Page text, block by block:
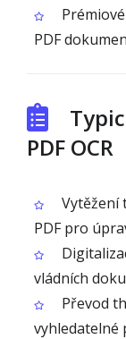
PDF
PDF OCR
Vytěžení
PDF pro
vládních
Převod
vyhledatelné